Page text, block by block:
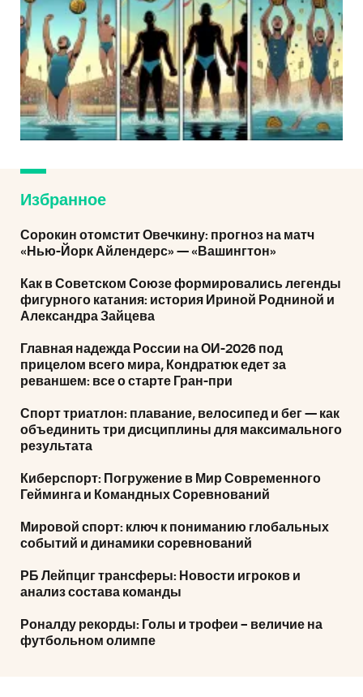
Избранное
Сорокин отомстит Овечкину: прогноз на матч
«Нью-Йорк Айлендерс» — «Вашингтон»
Как в Советском Союзе формировались легенды
фигурного катания: история Ириной Родниной и
Александра Зайцева
Главная надежда России на ОИ-2026 под
прицелом всего мира, Кондратюк едет за
реваншем: все о старте Гран-при
Спорт триатлон: плавание, велосипед и бег — как
объединить три дисциплины для максимального
результата
Киберспорт: Погружение в Мир Современного
Гейминга и Командных Соревнований
Мировой спорт: ключ к пониманию глобальных
событий и динамики соревнований
РБ Лейпциг трансферы: Новости игроков и
анализ состава команды
Роналду рекорды: Голы и трофеи – величие на
футбольном олимпе